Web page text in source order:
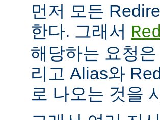
먼저 모든
한다. 그래서
해당하는 요청
리고 Alias와
로 나오는 것을